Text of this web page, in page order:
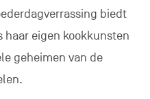
biedt
haar eigen kookkunsten
geheimen van de